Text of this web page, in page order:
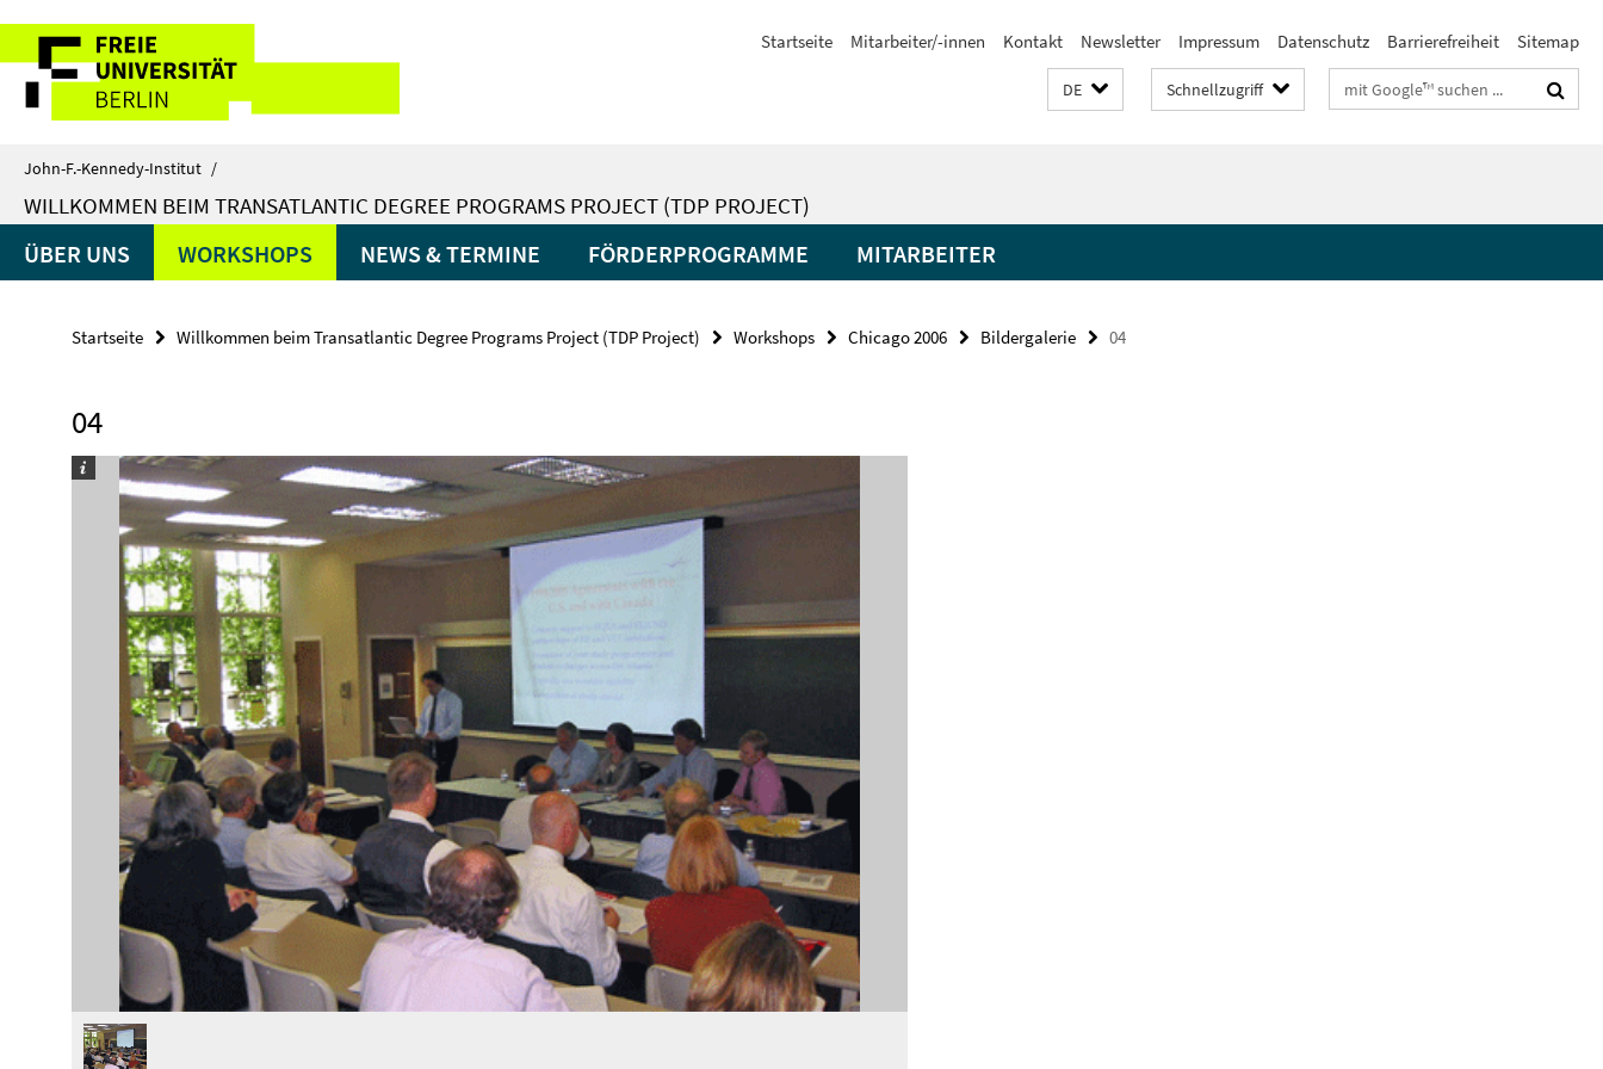
direkt
Inhalt
Service-
Navigation
Startseite Mitarbeiter/-innen Kontakt Newsletter Impressum Datenschutz Barrierefreiheit Sitemap
DE Schnellzugriff Suchbegriffe
John-F.-Kennedy-Institut /
WILLKOMMEN BEIM TRANSATLANTIC DEGREE PROGRAMS PROJECT (TDP PROJECT)
ÜBER UNS WORKSHOPS NEWS & TERMINE FÖRDERPROGRAMME MITARBEITER
Startseite Willkommen beim Transatlantic Degree Programs Project (TDP Project) Workshops Chicago 2006 Bildergalerie 04
04